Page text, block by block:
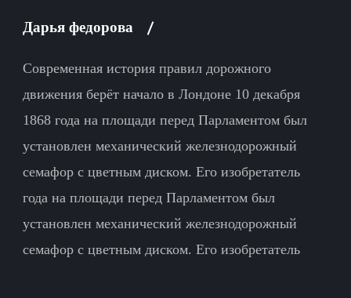
Дарья федорова
Современная история правил дорожного
движения берёт начало в Лондоне 10 декабря
1868 года на площади перед Парламентом был
установлен механический железнодорожный
семафор с цветным диском. Его изобретатель
года на площади перед Парламентом был
установлен механический железнодорожный
семафор с цветным диском. Его изобретатель